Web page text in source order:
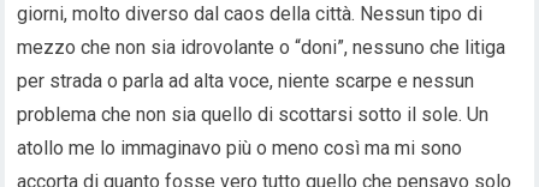
giorni, molto diverso dal caos della città. Nessun tipo di
mezzo che non sia idrovolante o “doni”, nessuno che litiga
per strada o parla ad alta voce, niente scarpe e nessun
problema che non sia quello di scottarsi sotto il sole. Un
atollo me lo immaginavo più o meno così ma mi sono
accorta di quanto fosse vero tutto quello che pensavo solo